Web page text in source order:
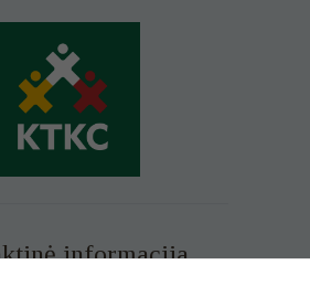
informacija